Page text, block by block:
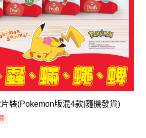
裝(Pokemon版混4款|隨機發貨)